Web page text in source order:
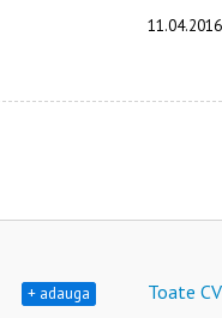
11.04.2016
+ adauga Toate